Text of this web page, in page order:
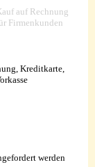
auf Rechnung
Firmenkunden
Kreditkarte,
werden